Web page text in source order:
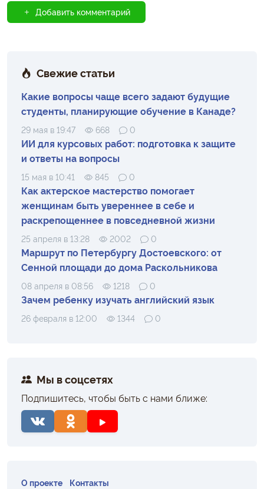
Добавить комментарий
Свежие статьи
Какие вопросы чаще всего задают будущие
студенты, планирующие обучение в Канаде?
29 мая в 19:47 668 0
ИИ для курсовых работ: подготовка к защите
и ответы на вопросы
15 мая в 10:41 845 0
Как актерское мастерство помогает
женщинам быть увереннее в себе и
раскрепощеннее в повседневной жизни
25 апреля в 13:28 2002 0
Маршрут по Петербургу Достоевского: от
Сенной площади до дома Раскольникова
08 апреля в 08:56 1218 0
Зачем ребенку изучать английский язык
26 февраля в 12:00 1344 0
Мы в соцсетях
Подпишитесь, чтобы быть с нами ближе:
О проекте
Контакты